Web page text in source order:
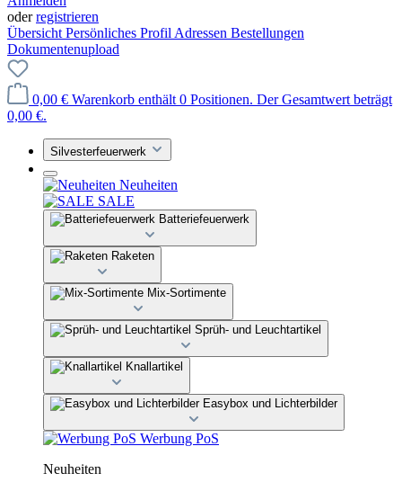
oderregistrieren
Übersicht Persönliches Profil Adressen Bestellungen
Dokumentenupload
0,00 € Warenkorb enthält 0 Positionen. Der Gesamtwert beträgt
0,00 €.
Silvesterfeuerwerk
Neuheiten
SALE
Batteriefeuerwerk
Raketen
Mix-Sortimente
Sprüh- und Leuchtartikel
Knallartikel
Easybox und Lichterbilder
Werbung PoS
Neuheiten